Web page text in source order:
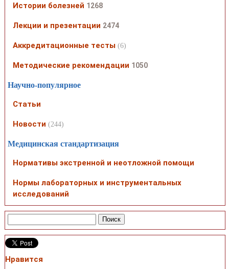
Истории болезней 1268
Лекции и презентации 2474
Аккредитационные тесты (6)
Методические рекомендации 1050
Научно-популярное
Статьи
Новости (244)
Медицинская стандартизация
Нормативы экстренной и неотложной помощи
Нормы лабораторных и инструментальных
исследований
Нравится